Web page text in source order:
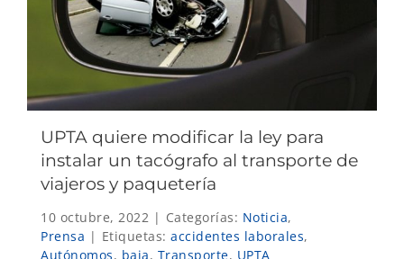
UPTA quiere modificar la ley para
instalar un tacógrafo al transporte de
viajeros y paquetería
10 octubre, 2022 | Categorías: Noticia,
Prensa | Etiquetas: accidentes laborales,
Autónomos, baja, Transporte, UPTA